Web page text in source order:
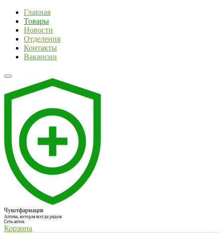
Главная
Товары
Новости
Отделения
Контакты
Вакансии
Чукотфармация
Аптека, которая всегда рядом
Сеть аптек
Корзина